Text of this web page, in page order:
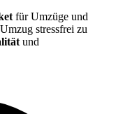
für Umzüge und
stressfrei zu
und